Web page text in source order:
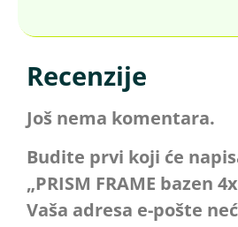
Recenzije
Još nema komentara.
Budite prvi koji će
„PRISM FRAME bazen
Vaša adresa e-pošte